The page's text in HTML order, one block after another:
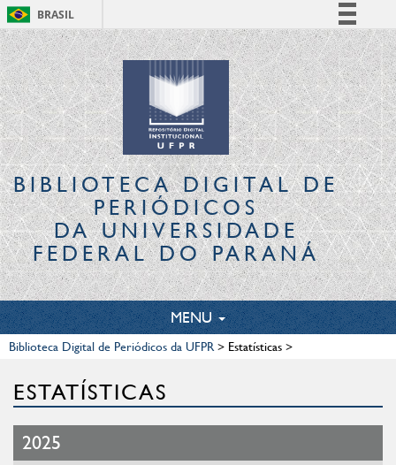
BRASIL
Simplifique!
Comunica BR
Participe
Acesso à informação
Legislação
Canais
BIBLIOTECA DIGITALDE
PERIÓDICOS
DA UNIVERSIDADE
FEDERAL DO PARANÁ
TOGGLE
NAVIGATION
MENU
Biblioteca Digital de Periódicos da UFPR> Estatísticas>
ESTATÍSTICAS
2025